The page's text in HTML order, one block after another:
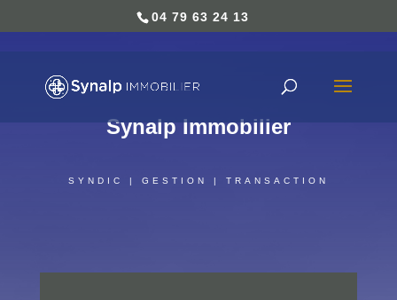
04 79 63 24 13
Synalp Immobilier
SYNDIC | GESTION | TRANSACTION